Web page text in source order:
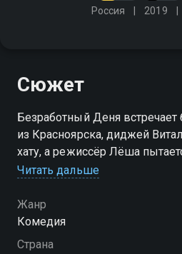
Россия 2019
Сюжет
Безработный Деня
из Красноярска, диджей
хату, а режиссёр Лёша
кондиционеров снять
Читать дальше
Жанр
Комедия
Страна